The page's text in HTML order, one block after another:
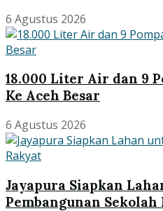
6 Agustus 2026
18.000 Liter Air dan 9
Ke Aceh Besar
6 Agustus 2026
Jayapura Siapkan
Pembangunan Sekolah